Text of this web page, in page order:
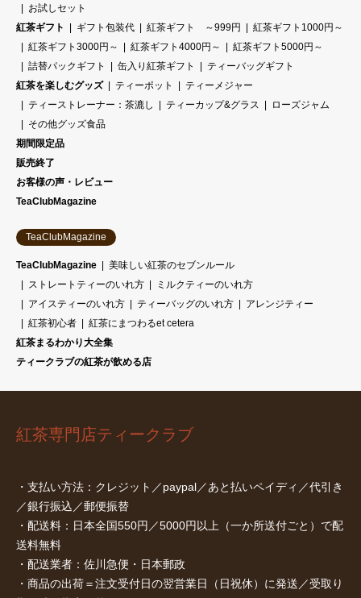
お試しセット
紅茶ギフト
ギフト包装代 紅茶ギフト ～999円
紅茶ギフト1000円～
紅茶ギフト3000円～
紅茶ギフト4000円～
紅茶ギフト5000円～
詰替パックギフト
缶入り紅茶ギフト
ティーバッグギフト
紅茶を楽しむグッズ
ティーポット
ティーメジャー
ティーストレーナー：茶漉し
ティーカップ&グラス
ローズジャム
その他グッズ食品
期間限定品
販売終了
お客様の声・レビュー
TeaClubMagazine
TeaClubMagazine
TeaClubMagazine
美味しい紅茶のセブンルール
ストレートティーのいれ方
ミルクティーのいれ方
アイスティーのいれ方
ティーバッグのいれ方
アレンジティー
紅茶初心者
紅茶にまつわるet cetera
紅茶まるわかり大全集
ティークラブの紅茶が飲める店
紅茶専門店ティークラブ
・支払い方法：クレジット／paypal／あと払いペイディ／代引き
／銀行振込／郵便振替
・配送料：日本全国550円／5000円以上（一か所送付ごと）で配
送料無料
・配送業者：佐川急便・日本郵政
・商品の出荷＝注文受付日の翌営業日（日祝休）に発送／受取り